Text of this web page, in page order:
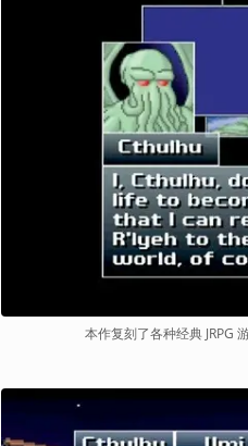
本作复刻了各种经典 JRPG